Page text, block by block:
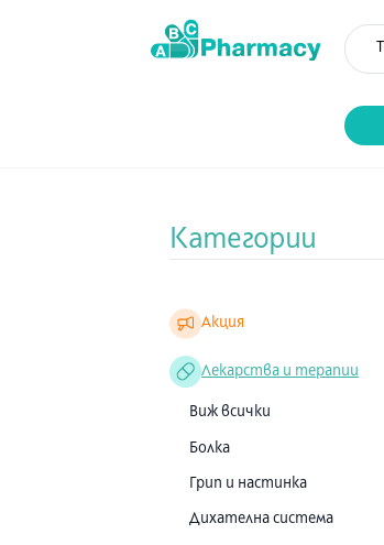
Категории
Акция
Лекарства и терапии
Виж всички
Болка
Грип и настинка
Дихателна система